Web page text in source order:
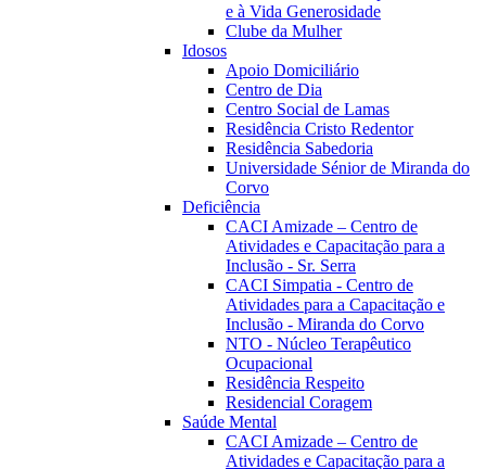
e à Vida Generosidade
Clube da Mulher
Idosos
Apoio Domiciliário
Centro de Dia
Centro Social de Lamas
Residência Cristo Redentor
Residência Sabedoria
Universidade Sénior de Miranda do
Corvo
Deficiência
CACI Amizade – Centro de
Atividades e Capacitação para a
Inclusão - Sr. Serra
CACI Simpatia - Centro de
Atividades para a Capacitação e
Inclusão - Miranda do Corvo
NTO - Núcleo Terapêutico
Ocupacional
Residência Respeito
Residencial Coragem
Saúde Mental
CACI Amizade – Centro de
Atividades e Capacitação para a